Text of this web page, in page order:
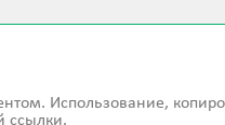
Использование,
ссылки.